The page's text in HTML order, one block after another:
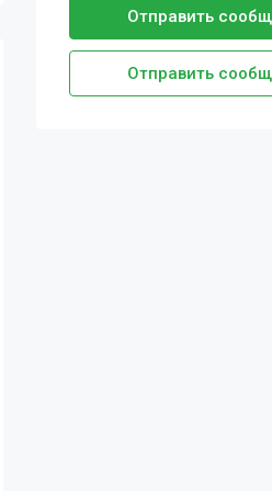
Отправить
Отправить